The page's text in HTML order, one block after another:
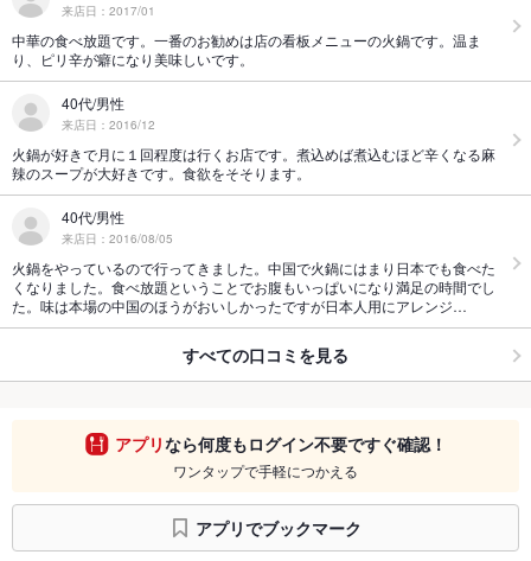
来店日：2017/01
中華の食べ放題です。一番のお勧めは店の看板メニューの火鍋です。温ま
り、ピリ辛が癖になり美味しいです。
40代/男性
来店日：2016/12
火鍋が好きで月に１回程度は行くお店です。煮込めば煮込むほど辛くなる麻
辣のスープが大好きです。食欲をそそります。
40代/男性
来店日：2016/08/05
火鍋をやっているので行ってきました。中国で火鍋にはまり日本でも食べた
くなりました。食べ放題ということでお腹もいっぱいになり満足の時間でし
た。味は本場の中国のほうがおいしかったですが日本人用にアレンジ…
すべての口コミを見る
アプリなら何度もログイン不要ですぐ確認！
ワンタップで手軽につかえる
アプリでブックマーク